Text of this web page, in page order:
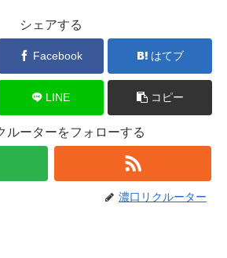
シェアする
Facebook はてブ
LINE コピー
ルーターをフォローする
濃口リクルーター